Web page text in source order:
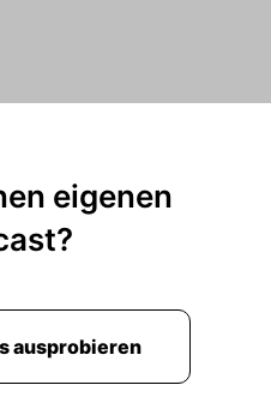
eigenen
ausprobieren